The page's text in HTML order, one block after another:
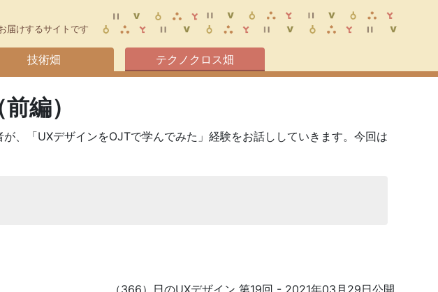
届けするサイトです
技術畑 テクノクロス畑
編）
、「UXデザインをOJTで学んでみた」経験をお話ししていきます。今回は